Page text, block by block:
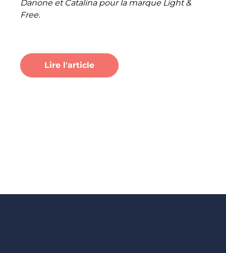
Danone et Catalina pour la marque Light &
Free.
Lire l'article